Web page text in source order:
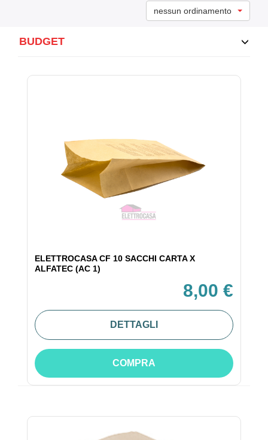
nessun ordinamento
BUDGET
ELETTROCASA CF 10 SACCHI CARTA X
ALFATEC (AC 1)
8,00 €
DETTAGLI
COMPRA